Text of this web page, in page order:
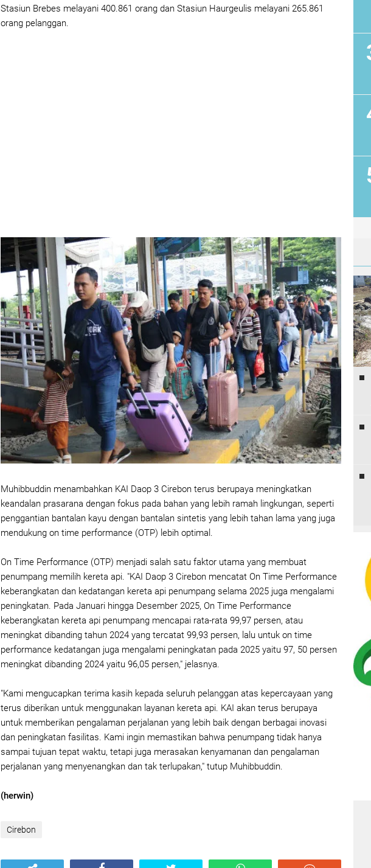
Stasiun Brebes melayani 400.861 orang dan Stasiun Haurgeulis melayani 265.861
orang pelanggan.
Muhibbuddin menambahkan KAI Daop 3 Cirebon terus berupaya meningkatkan
keandalan prasarana dengan fokus pada bahan yang lebih ramah lingkungan, seperti
penggantian bantalan kayu dengan bantalan sintetis yang lebih tahan lama yang juga
mendukung on time performance (OTP) lebih optimal.
On Time Performance (OTP) menjadi salah satu faktor utama yang membuat
penumpang memilih kereta api. "KAI Daop 3 Cirebon mencatat On Time Performance
keberangkatan dan kedatangan kereta api penumpang selama 2025 juga mengalami
peningkatan. Pada Januari hingga Desember 2025, On Time Performance
keberangkatan kereta api penumpang mencapai rata-rata 99,97 persen, atau
meningkat dibanding tahun 2024 yang tercatat 99,93 persen, lalu untuk on time
performance kedatangan juga mengalami peningkatan pada 2025 yaitu 97, 50 persen
meningkat dibanding 2024 yaitu 96,05 persen," jelasnya.
"Kami mengucapkan terima kasih kepada seluruh pelanggan atas kepercayaan yang
terus diberikan untuk menggunakan layanan kereta api. KAI akan terus berupaya
untuk memberikan pengalaman perjalanan yang lebih baik dengan berbagai inovasi
dan peningkatan fasilitas. Kami ingin memastikan bahwa penumpang tidak hanya
sampai tujuan tepat waktu, tetapi juga merasakan kenyamanan dan pengalaman
perjalanan yang menyenangkan dan tak terlupakan," tutup Muhibbuddin.
(herwin)
Cirebon